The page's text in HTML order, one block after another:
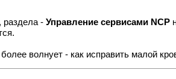
раздела -Управление сервисами NCP
волнует - как исправить малой